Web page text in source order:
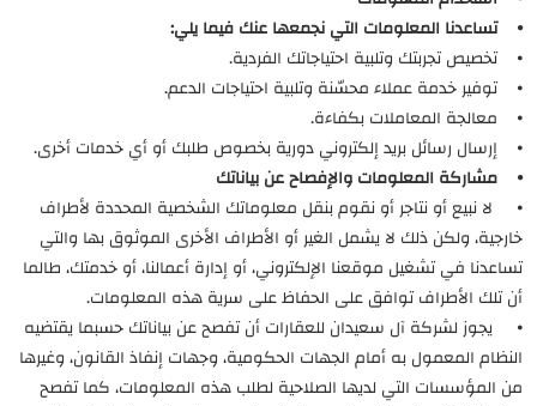
⦁ تساعدنا المعلومات التي نجمعها عنك فيما يلي:
⦁ تخصيص تجربتك وتلبية احتياجاتك الفردية.
⦁ توفير خدمة عملاء محسّنة وتلبية احتياجات الدعم.
⦁ معالجة المعاملات بكفاءة.
⦁ إرسال رسائل بريد إلكتروني دورية بخصوص طلبك أو أي خدمات أخرى.
⦁ مشاركة المعلومات والإفصاح عن بياناتك
⦁ لا نبيع أو نتاجر أو نقوم بنقل معلوماتك الشخصية المحددة لأطراف
خارجية، ولكن ذلك لا يشمل الغير أو الأطراف الأخرى الموثوق بها والتي
تساعدنا في تشغيل موقعنا الإلكتروني، أو إدارة أعمالنا، أو خدمتك، طالما
أن تلك الأطراف توافق على الحفاظ على سرية هذه المعلومات.
⦁ يجوز لشركة آل سعيدان للعقارات أن تفصح عن بياناتك حسبما يقتضيه
النظام المعمول به أمام الجهات الحكومية، وجهات إنفاذ القانون، وغيرها
من المؤسسات التي لديها الصلاحية لطلب هذه المعلومات، كما تفصح